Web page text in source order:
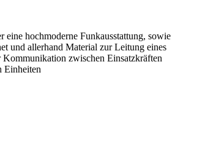
eine hochmoderne Funkausstattung, sowie
und allerhand Material zur Leitung eines
Kommunikation zwischen Einsatzkräften
Einheiten